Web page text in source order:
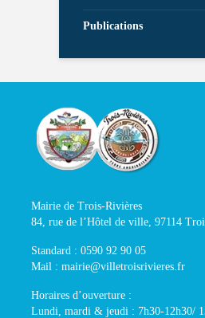
Publications
Mairie de Trois-Rivières
84, rue de l’Hôtel de ville, 97114
Standard : 0590 92 90 05
Mail : mairie@villetroisrivieres.fr
Horaires d’ouverture :
Lundi, mardi & jeudi : 7h30-12h30/